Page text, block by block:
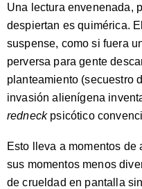
Una lectura envenenada,
despiertan es quimérica.
suspense, como si fuera
perversa para gente
planteamiento (secuestro
invasión alienígena
redneckpsicótico
Esto lleva a momentos de
sus momentos menos
de crueldad en pantalla